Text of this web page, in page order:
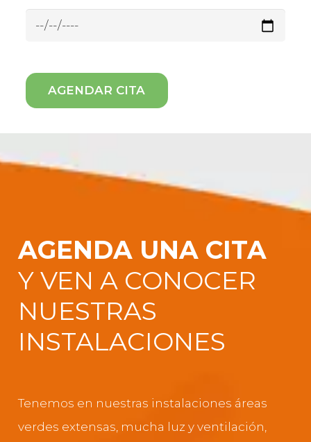
AGENDA UNA CITA
Y VEN A CONOCER
NUESTRAS
INSTALACIONES
Tenemos en nuestras instalaciones áreas
verdes extensas, mucha luz y ventilación,